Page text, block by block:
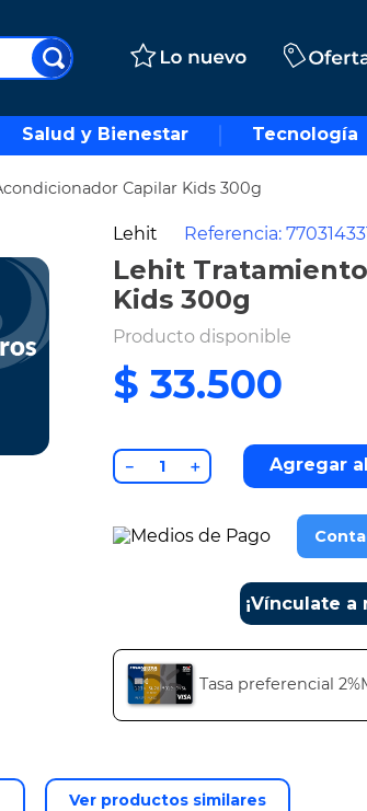
Salud y Bienestar Tecnología
Capilar Kids 300g
Lehit Referencia:
Lehit
Kids 300g
Producto disponible
$ 33.500
＋
－ Agregar
¡Vínculate
Tasa preferencial
Ver productos similares